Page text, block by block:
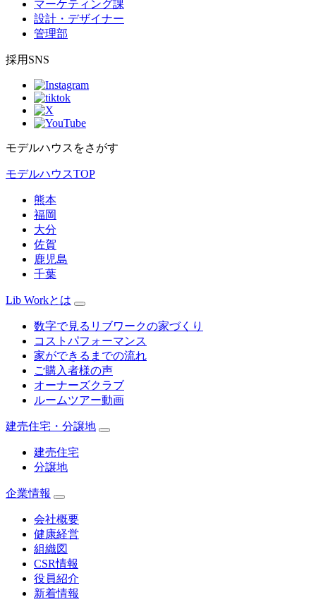
マーケティング課
設計・デザイナー
管理部
採用SNS
モデルハウスをさがす
モデルハウスTOP
熊本
福岡
大分
佐賀
鹿児島
千葉
Lib Workとは
数字で見るリブワークの家づくり
コストパフォーマンス
家ができるまでの流れ
ご購入者様の声
オーナーズクラブ
ルームツアー動画
建売住宅・分譲地
建売住宅
分譲地
企業情報
会社概要
健康経営
組織図
CSR情報
役員紹介
新着情報